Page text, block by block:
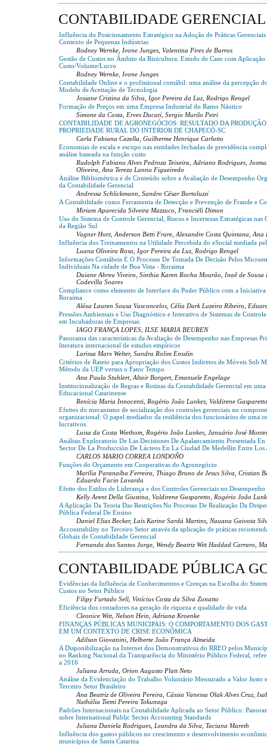
CONTABILIDADE GERENCIAL
Influência do Posicionamento Estratégico na Adoção de Práticas
Contexto de Pequenas Indústrias
Rodney Wernke, Ivone Junges, Valentina Pires de Barros
Gestão de Custos no Âmbito da Rizicultura: Estudo de Caso com Aplicação
Custo/Volume/Lucro
Rodney Wernke, Ivone Junges
Contabilidade Online e o profissional contábil: uma análise da percepção
Modelo de Aceitação de Tecnologia
Josiane Cristina da Silva, Igor Pereira da Luz, Rodrigo Rengel
Formação de Preços em uma Empresa Industrial do Ramo Náutico
Simone da Costa, Erves Ducati, Sergio Murilo Petri
CONTABILIDADE DE AGRONEGÓCIOS: RESULTADO DA
PROPRIEDADE RURAL DO INTERIOR DE CHAPECÓ-SC
Carla Fabiana Cazella, Guilherme Henrique Carlotto
Economias de escala e escopo nas entidades fechadas de previdência
análise baseada na função custo
Rudolph Fabiano Alves Pedroza Teixeira, Adriano Rodrigues,
Oliveira, Ana Tereza Lanna Figueiredo
Análise Bibliométrica e de Conteúdo sobre a Avaliação de Desempenho
da Contabilidade Gerencial
Andressa Schlickmann, Sandro César Bortoluzzi
A Contabilidade como Ferramenta de Detecção e Prevenção de Fraude e
Miriam Aparecida Silveira Mazzuco, Franciéli Dimon
Uso do Sistema de Controle Gerencial, Riscos e Incertezas Estratégicas nas
da Região Sul
Vagner Horz, Anderson Betti Frare, Alexandre Costa Quintana,
Influência dos Treinamentos na Utilidade Percebida do eSocial mediada
Luana Oliveira Rosa, Igor Pereira da Luz, Rodrigo Rengel
Informações Contábeis E O Processo De Tomada De Decisão Pelos
Individuais Na cidade de Boa Vista - Roraima
Daiane Abreu Viveiro, Sinthia Karen Rocha Mourão, Inaê de Sousa
Codevilla Soares
Compliance como elemento de Interface do Poder Público com a
Roraima
Aléxa Lauren Sousa Vasconcelos, Célia Dark Luzeiro Ribeiro,
Pressões Ambientais e Uso Diagnóstico e Interativo de Sistemas de
em Incubadoras de Empresas
IAGO FRANÇA LOPES, ILSE MARIA BEUREN
Panorama das características da Avaliação de Desempenho nas Empresas
literatura internacional de estudos empíricos
Larissa Marx Welter, Sandra Rolim Ensslin
Critérios de Rateio para Apropriação dos Custos Indiretos de Móveis Sob
Método da UEP versus o Fator Tempo
Ana Paula Stuhlert, Altair Borgert, Emanuele Engelage
Institucionalização de Regras e Rotinas da Contabilidade Gerencial em
Educacional Catarinense
Renícia Maria Innocenti, Rogério João Lunkes, Valdirene Gasparetto
Efeitos do mecanismo de socialização dos controles gerenciais no
organizacional: O papel mediador da resiliência dos funcionários de uma
lucrativos.
Luisa da Costa Wiethom, Rogério João Lunkes, Januário José
Análisis Exploratorio De Las Decisiones De Apalancamiento Presentada
Sector De La Producción De Lácteos En La Ciudad De Medellín Entre
CARLOS MARIO CORREA LONDOÑO
Funções do Orçamento em Cooperativas do Agronegócio
Marília Paranaíba Ferreira, Thiago Bruno de Jesus Silva, Cristian
Eduardo Facin Lavarda
Efeito dos Estilos de Liderança e dos Controles Gerenciais no
Kelly Arent Della Giustina, Valdirene Gasparetto, Rogério João
A Aplicação Da Teoria Das Restrições No Processo De Realização Da
Pública Federal De Ensino
Daniel Elias Becker, Laís Karine Sardá Martins, Nauana Gaivota
Accountability no Terceiro Setor através da aplicação de práticas
Globais de Contabilidade Gerencial
Fernanda dos Santos Jorge, Wendy Beatriz Witt Haddad Carraro,
CONTABILIDADE PÚBLICA
Evidências da Influência de Conhecimentos e Crenças na Escolha do
Custos no Setor Público
Filipy Furtado Sell, Vinícius Costa da Silva Zonatto
Eficiência dos contadores na geração de riqueza e qualidade de vida
Cleonice Witt, Nelson Hein, Adriana Kroenke
FINANÇAS PÚBLICAS MUNICIPAIS: O COMPORTAMENTO DOS
EM UM CONTEXTO DE CRISE ECONÔMICA
Adilson Giovanini, Helberte João França Almeida
A Disponibilização na Internet dos Demonstrativos do RREO pelos
no Ranking Nacional da Transparência do Ministério Público Federal,
a 2016
Juliana Arruda, Orion Augusto Platt Neto
Análise da Evidenciação do Trabalho Voluntário Mensurado a Valor Justo
Terceiro Setor Brasileiro
Ana Beatriz de Oliveira Pereira, Cássia Vanessa Olak Alves Cruz,
Nathália Tiemi Pereira Tokunaga
Padrões Internacionais na Contabilidade Aplicada ao Setor Público:
sobre International Public Sector Accounting Standards
Juliana Daniela Rodrigues, Leandra da Silva, Taciana Mareth
Influência dos gastos públicos no crescimento e desenvolvimento
municípios de Santa Catarina